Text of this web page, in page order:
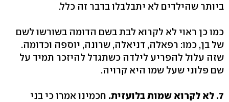
ביותר שהילדים לא יתבלבלו בדבר זה כלל.
כמו כן ראוי לא לקרוא לבת בשם הדומה בשורשו לשם
של בן, כמו: רפאלה, דניאלה, שרונה, יוספה וכדומה.
שזה עלול להפריע לילדה כשתגדל להיזכר תמיד על
שם פלוני שעל שמו היא קרויה.
7. לא לקרוא שמות בלועזית.
חכמינו אמרו כי בני